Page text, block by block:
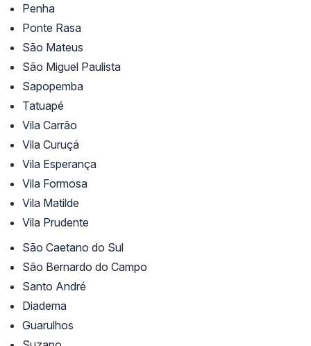
Penha
Ponte Rasa
São Mateus
São Miguel Paulista
Sapopemba
Tatuapé
Vila Carrão
Vila Curuçá
Vila Esperança
Vila Formosa
Vila Matilde
Vila Prudente
São Caetano do Sul
São Bernardo do Campo
Santo André
Diadema
Guarulhos